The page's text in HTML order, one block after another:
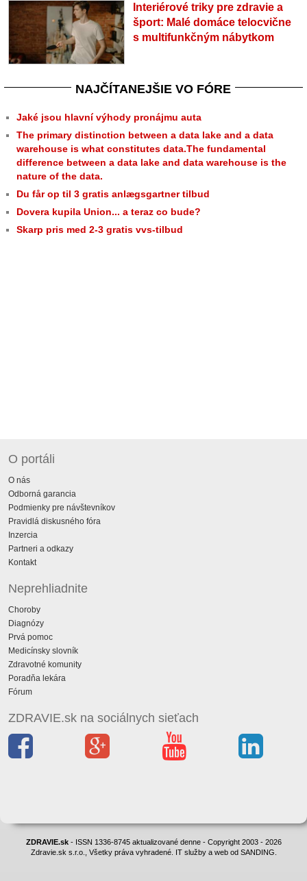
Interiérové triky pre zdravie a
šport: Malé domáce telocvične
s multifunkčným nábytkom
NAJČÍTANEJŠIE VO FÓRE
Jaké jsou hlavní výhody pronájmu auta
The primary distinction between a data lake and a data
warehouse is what constitutes data.The fundamental
difference between a data lake and data warehouse is the
nature of the data.
Du får op til 3 gratis anlægsgartner tilbud
Dovera kupila Union... a teraz co bude?
Skarp pris med 2-3 gratis vvs-tilbud
O portáli
O nás
Odborná garancia
Podmienky pre návštevníkov
Pravidlá diskusného fóra
Inzercia
Partneri a odkazy
Kontakt
Neprehliadnite
Choroby
Diagnózy
Prvá pomoc
Medicínsky slovník
Zdravotné komunity
Poradňa lekára
Fórum
ZDRAVIE.sk na sociálnych sieťach
ZDRAVIE.sk- ISSN 1336-8745 aktualizované denne - Copyright 2003 - 2026
Zdravie.sk s.r.o., Všetky práva vyhradené. IT služby a web od SANDING.